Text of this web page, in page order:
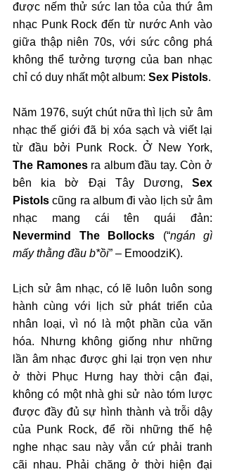
được nếm thử sức lan tỏa của thứ âm
nhạc Punk Rock đến từ nước Anh vào
giữa thập niên 70s, với sức công phá
không thể tưởng tượng của ban nhạc
chỉ có duy nhất một album: Sex Pistols.
Năm 1976, suýt chút nữa thì lịch sử âm
nhạc thế giới đã bị xóa sạch và viết lại
The Ramones ra album đầu tay. Còn ở
bên kia bờ Đại Tây Dương, Sex
Pistols cũng ra album đi vào lịch sử âm
Nevermind The Bollocks (“ngán gì
mấy thằng đầu b*ồi” – EmoodziK).
Lịch sử âm nhạc, có lẽ luôn luôn song
hành cùng với lịch sử phát triển của
nhân loại, vì nó là một phần của văn
hóa. Nhưng không giống như những
lần âm nhạc được ghi lại trọn vẹn như
ở thời Phục Hưng hay thời cận đại,
không có một nhà ghi sử nào tóm lược
được đầy đủ sự hình thành và trỗi dậy
của Punk Rock, để rồi những thế hệ
nghe nhạc sau này vẫn cứ phải tranh
cãi nhau. Phải chăng ở thời hiện đại